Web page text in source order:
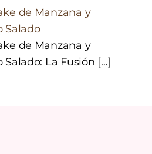
de Manzana y
Salado
de Manzana y
Salado: La Fusión […]